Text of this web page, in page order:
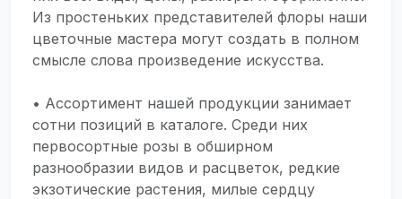
Из простеньких представителей флоры наши
цветочные мастера могут создать в полном
смысле слова произведение искусства.
• Ассортимент нашей продукции занимает
сотни позиций в каталоге. Среди них
первосортные розы в обширном
разнообразии видов и расцветок, редкие
экзотические растения, милые сердцу